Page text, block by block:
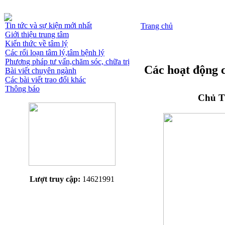
Tin tức và sự kiện mới nhất
Giới thiệu trung tâm
Kiến thức về tâm lý
Các rối loạn tâm lý,tâm bệnh lý
Phương pháp tư vấn,chăm sóc, chữa trị
Bài viết chuyên ngành
Các bài viết trao đổi khác
Thông báo
Lượt truy cập: 14621991
Trang chủ
Các hoạt động
Chủ